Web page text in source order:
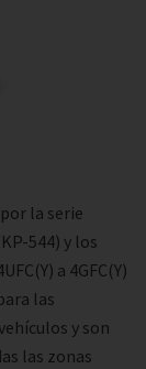
la serie
544) y los
a 4GFC(Y)
las
y son
las zonas